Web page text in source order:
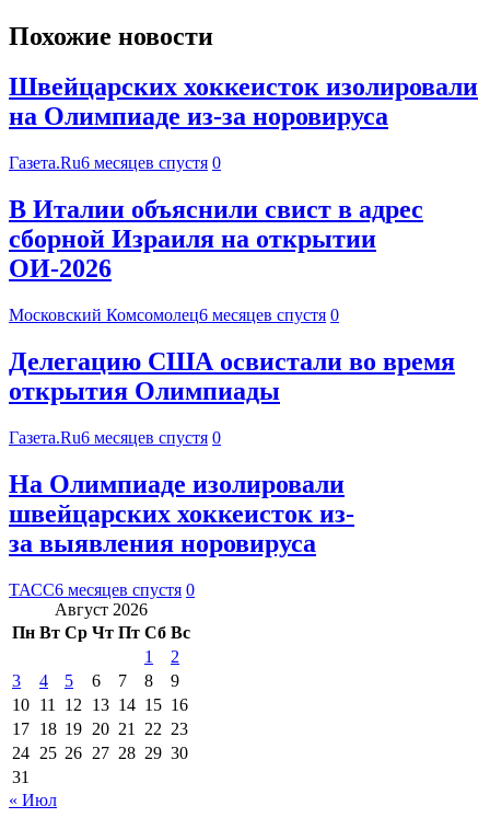
Похожие новости
Швейцарских хоккеисток изолировали
на Олимпиаде из-за норовируса
Газета.Ru6 месяцев спустя 0
В Италии объяснили свист в адрес
сборной Израиля на открытии
ОИ-2026
Московский Комсомолец6 месяцев спустя 0
Делегацию США освистали во время
открытия Олимпиады
Газета.Ru6 месяцев спустя 0
На Олимпиаде изолировали
швейцарских хоккеисток из-
за выявления норовируса
ТАСС6 месяцев спустя 0
Август 2026
Пн Вт Ср Чт Пт Сб Вс
1
2
3
4 5 6 7 8
9
10 11 12 13 14 15 16
17 18 19 20 21 22 23
24 25 26 27 28 29 30
31
« Июл